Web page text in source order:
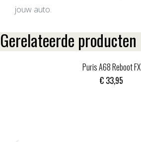
jouw auto.
Gerelateerde producten
Puris A68 Reboot FX
€33,95